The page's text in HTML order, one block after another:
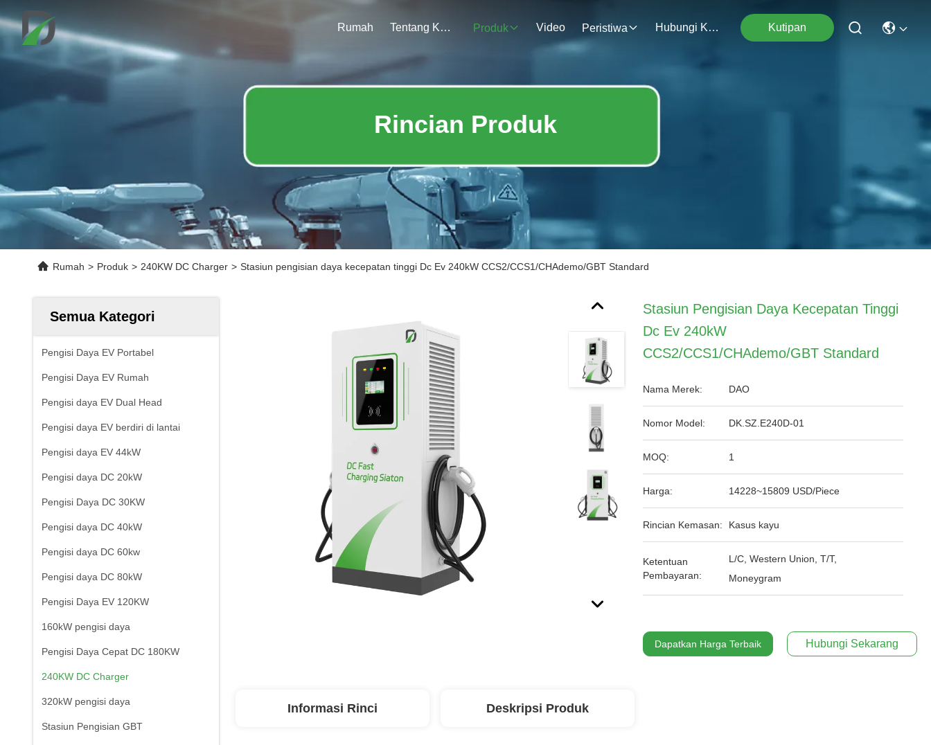
Rumah Tentang Kami Produk Video Peristiwa Hubungi Kami Kutipan
Rincian Produk
Rumah > Produk > 240KW DC Charger > Stasiun pengisian daya kecepatan tinggi Dc Ev 240kW CCS2/CCS1/CHAdemo/GBT Standard
Semua Kategori
Pengisi Daya EV Portabel
Pengisi Daya EV Rumah
Pengisi daya EV Dual Head
Pengisi daya EV berdiri di lantai
Pengisi daya EV 44kW
Pengisi daya DC 20kW
Pengisi Daya DC 30KW
Pengisi daya DC 40kW
Pengisi daya DC 60kw
Pengisi daya DC 80kW
Pengisi Daya EV 120KW
160kW pengisi daya
Pengisi Daya Cepat DC 180KW
240KW DC Charger
320kW pengisi daya
Stasiun Pengisian GBT
Stasiun Pengisian Daya Kecepatan Tinggi
Dc Ev 240kW
CCS2/CCS1/CHAdemo/GBT Standard
Nama Merek: DAO
Nomor Model: DK.SZ.E240D-01
MOQ: 1
Harga: 14228~15809 USD/Piece
Rincian Kemasan: Kasus kayu
Ketentuan
Pembayaran:
L/C, Western Union, T/T,
Moneygram
Dapatkan Harga Terbaik Hubungi Sekarang
Informasi Rinci Deskripsi Produk